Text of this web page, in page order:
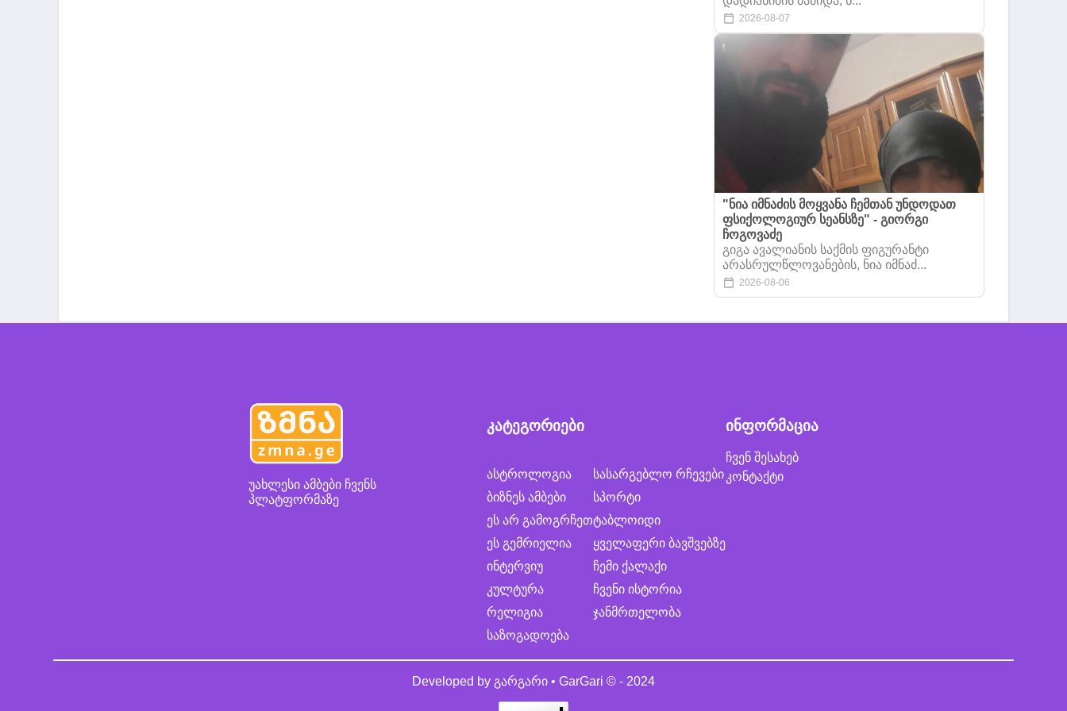
2026-08-07
"ნია იმნაძის მოყვანა ჩემთან უნდოდათ
ფსიქოლოგიურ სეანსზე" - გიორგი
ჩოგოვაძე
გიგა ავალიანის საქმის ფიგურანტი
არასრულწლოვანების, ნია იმნაძ...
2026-08-06
უახლესი ამბები ჩვენს
პლატფორმაზე
კატეგორიები
ასტროლოგია
ბიზნეს ამბები
ეს არ გამოგრჩეთ
ეს გემრიელია
ინტერვიუ
კულტურა
რელიგია
საზოგადოება
სასარგებლო რჩევები
სპორტი
ტაბლოიდი
ყველაფერი ბავშვებზე
ჩემი ქალაქი
ჩვენი ისტორია
ჯანმრთელობა
ინფორმაცია
ჩვენ შესახებ
კონტაქტი
Developed by გარგარი • GarGari © - 2024